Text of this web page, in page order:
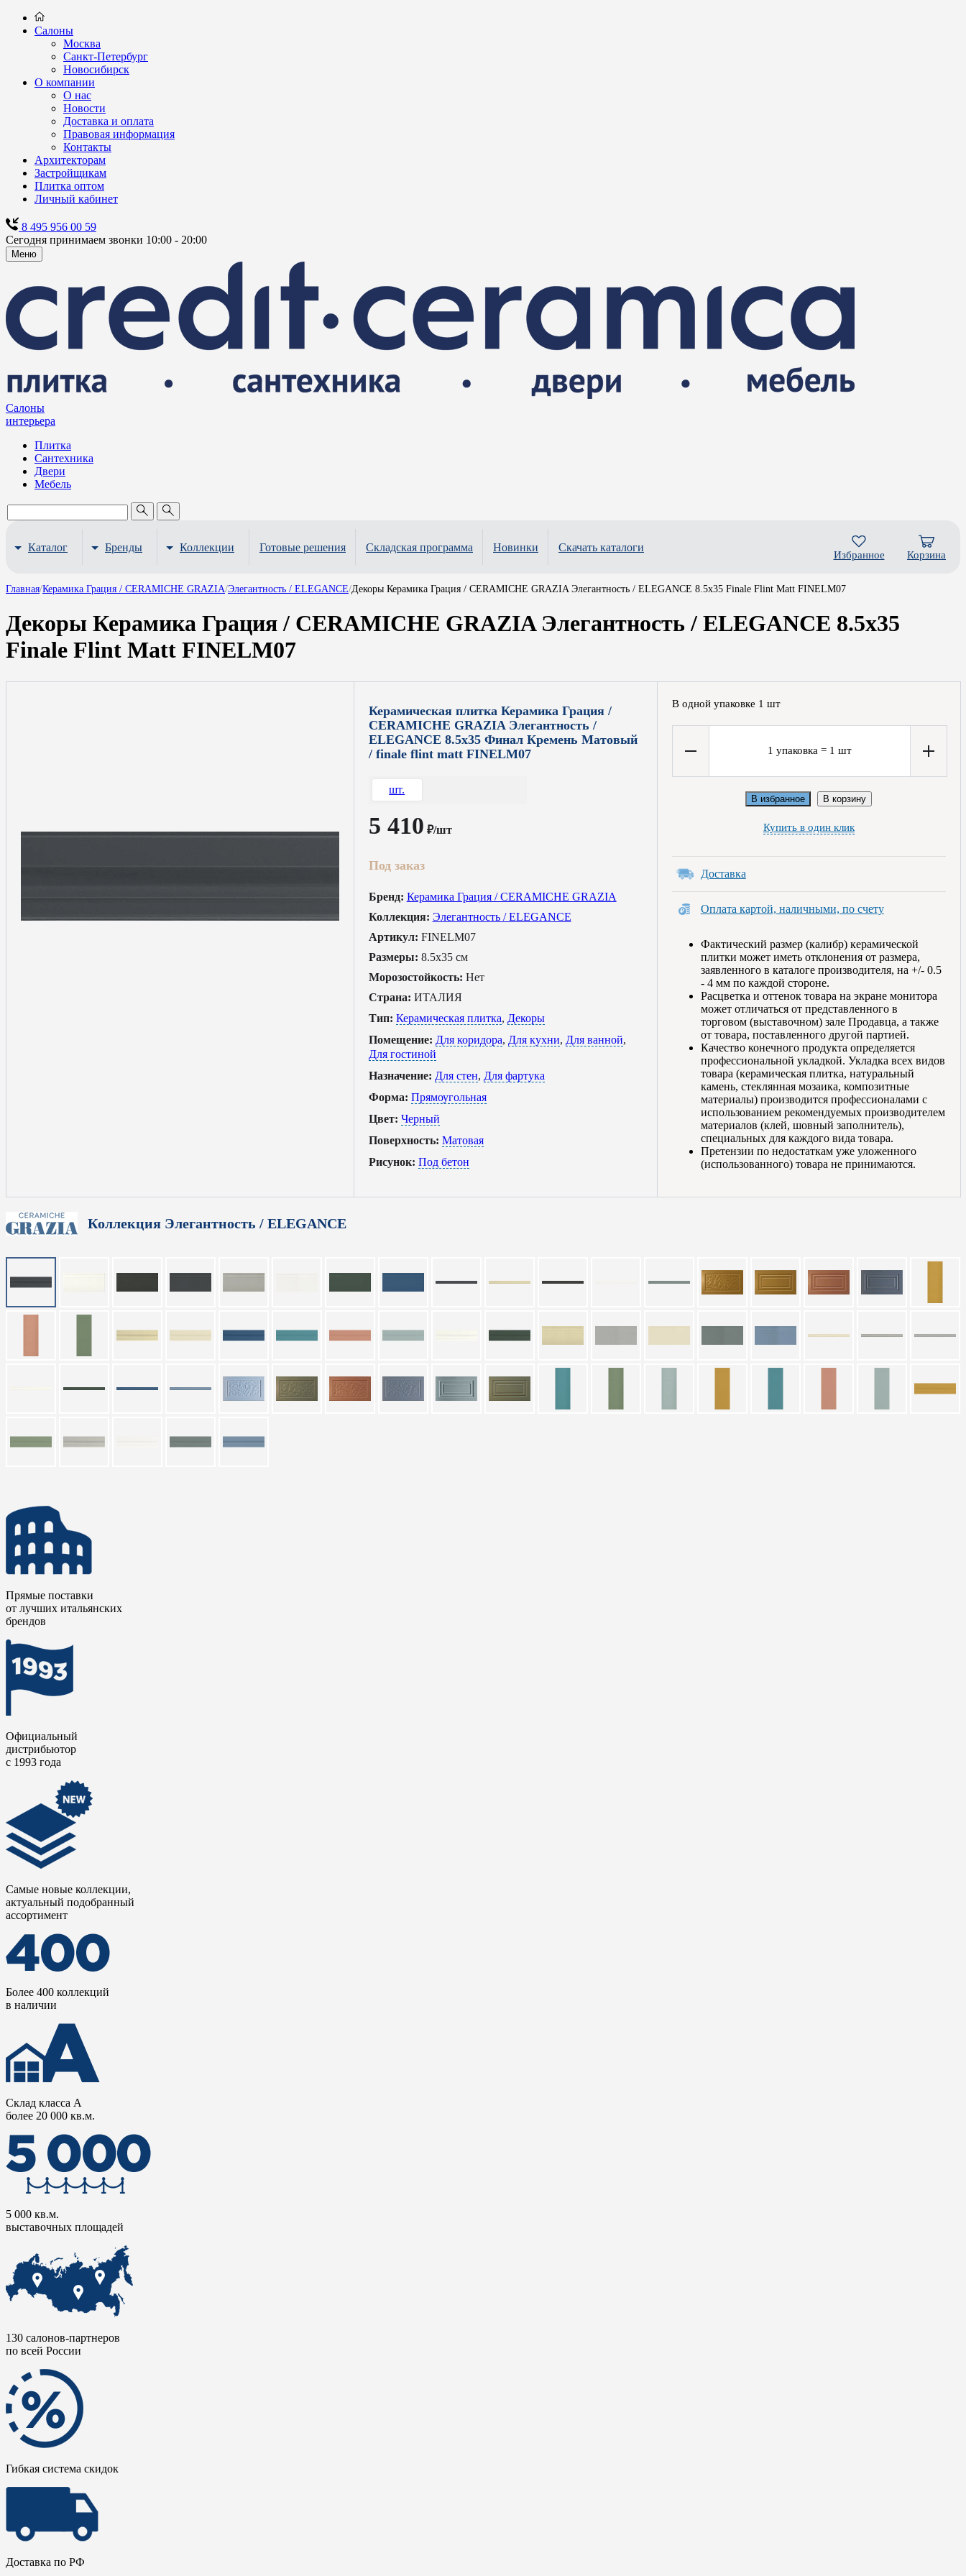
Салоны
Москва
Санкт-Петербург
Новосибирск
О компании
О нас
Новости
Доставка и оплата
Правовая информация
Контакты
Архитекторам
Застройщикам
Плитка оптом
Личный кабинет
8 495 956 00 59
Сегодня принимаем звонки 10:00 - 20:00
Меню
Салоны
интерьера
Плитка
Сантехника
Двери
Мебель
Каталог Бренды Коллекции Готовые решения Складская программа Новинки Скачать каталоги
Избранное Корзина
Главная/Керамика Грация / CERAMICHE GRAZIA/Элегантность / ELEGANCE/Декоры Керамика Грация / CERAMICHE GRAZIA Элегантность / ELEGANCE 8.5x35 Finale Flint Matt FINELM07
Декоры Керамика Грация / CERAMICHE GRAZIA Элегантность / ELEGANCE 8.5x35
Finale Flint Matt FINELM07
Керамическая плитка Керамика Грация /
CERAMICHE GRAZIA Элегантность /
ELEGANCE 8.5x35 Финал Кремень Матовый
/ finale flint matt FINELM07
шт.
5 410 ₽/шт
Под заказ
Бренд: Керамика Грация / CERAMICHE GRAZIA
Коллекция: Элегантность / ELEGANCE
Артикул: FINELM07
Размеры: 8.5x35 см
Морозостойкость: Нет
Страна: ИТАЛИЯ
Тип: Керамическая плитка, Декоры
Помещение: Для коридора, Для кухни, Для ванной,
Для гостиной
Назначение: Для стен, Для фартука
Форма: Прямоугольная
Цвет: Черный
Поверхность: Матовая
Рисунок: Под бетон
В одной упаковке 1 шт
1 упаковка = 1 шт
В избранное В корзину
Купить в один клик
Доставка
Оплата картой, наличными, по счету
Фактический размер (калибр) керамической
плитки может иметь отклонения от размера,
заявленного в каталоге производителя, на +/- 0.5
- 4 мм по каждой стороне.
Расцветка и оттенок товара на экране монитора
может отличаться от представленного в
торговом (выставочном) зале Продавца, а также
от товара, поставленного другой партией.
Качество конечного продукта определяется
профессиональной укладкой. Укладка всех видов
товара (керамическая плитка, натуральный
камень, стеклянная мозаика, композитные
материалы) производится профессионалами с
использованием рекомендуемых производителем
материалов (клей, шовный заполнитель),
специальных для каждого вида товара.
Претензии по недостаткам уже уложенного
(использованного) товара не принимаются.
Коллекция Элегантность / ELEGANCE
Прямые поставки
от лучших итальянских
брендов
Официальный
дистрибьютор
с 1993 года
Самые новые коллекции,
актуальный подобранный
ассортимент
Более 400 коллекций
в наличии
Склад класса А
более 20 000 кв.м.
5 000 кв.м.
выставочных площадей
130 салонов-партнеров
по всей России
Гибкая система скидок
Доставка по РФ